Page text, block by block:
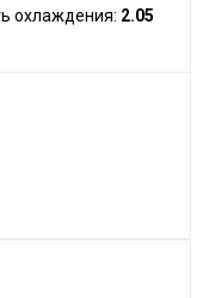
охлаждения: 2.05